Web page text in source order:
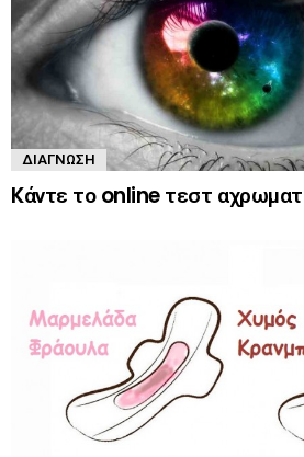
ΔΙΆΓΝΩΣΗ
Kάντε το online τεστ